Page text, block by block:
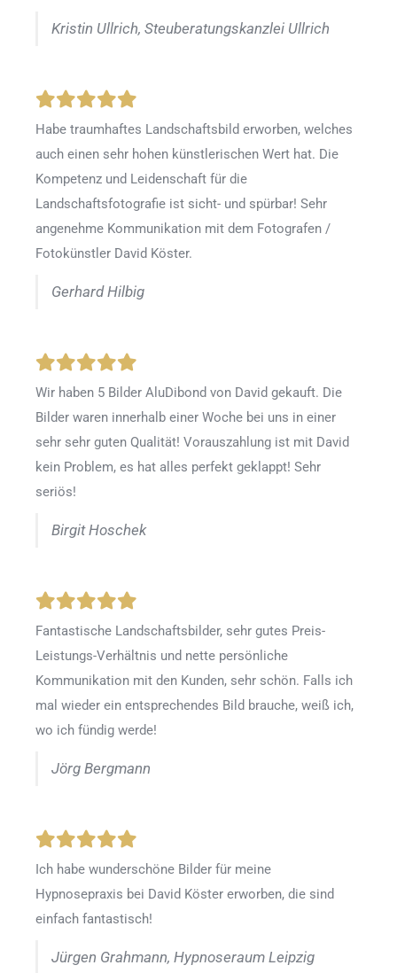
Kristin Ullrich, Steuberatungskanzlei Ullrich
Habe traumhaftes Landschaftsbild erworben, welches
auch einen sehr hohen künstlerischen Wert hat. Die
Kompetenz und Leidenschaft für die
Landschaftsfotografie ist sicht- und spürbar! Sehr
angenehme Kommunikation mit dem Fotografen /
Fotokünstler David Köster.
Gerhard Hilbig
Wir haben 5 Bilder AluDibond von David gekauft. Die
Bilder waren innerhalb einer Woche bei uns in einer
sehr sehr guten Qualität! Vorauszahlung ist mit David
kein Problem, es hat alles perfekt geklappt! Sehr
seriös!
Birgit Hoschek
Fantastische Landschaftsbilder, sehr gutes Preis-
Leistungs-Verhältnis und nette persönliche
Kommunikation mit den Kunden, sehr schön. Falls ich
mal wieder ein entsprechendes Bild brauche, weiß ich,
wo ich fündig werde!
Jörg Bergmann
Ich habe wunderschöne Bilder für meine
Hypnosepraxis bei David Köster erworben, die sind
einfach fantastisch!
Jürgen Grahmann, Hypnoseraum Leipzig